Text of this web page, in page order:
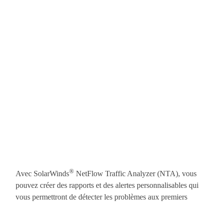
Avec SolarWinds® NetFlow Traffic Analyzer (NTA), vous
pouvez créer des rapports et des alertes personnalisables qui
vous permettront de détecter les problèmes aux premiers